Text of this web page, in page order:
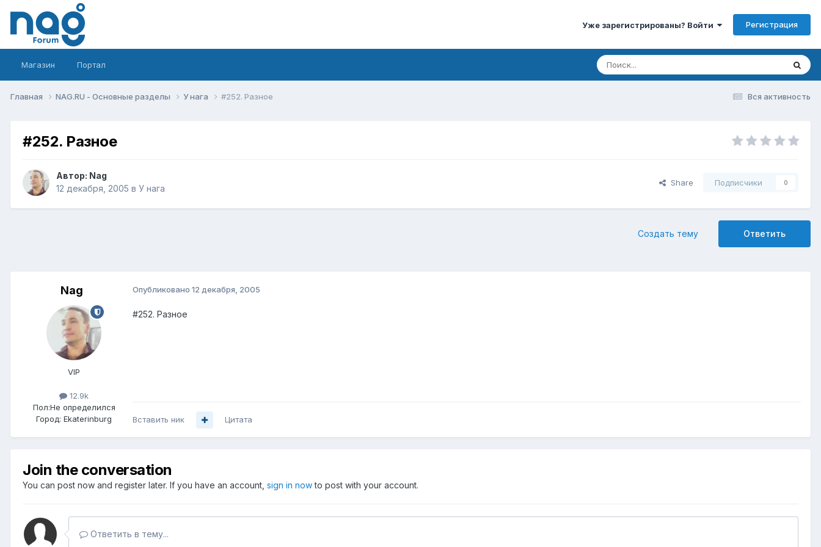
Уже зарегистрированы? Войти Регистрация
Магазин Портал
Вся активность
Главная NAG.RU - Основные разделы У нага #252. Разное
#252. Разное
Автор: Nag
12 декабря, 2005 в У нага
Share Подписчики 0
Ответить
Создать тему
Nag
VIP
12.9k
Пол:Не определился
Город: Ekaterinburg
Опубликовано 12 декабря, 2005
#252. Разное
Вставить ник Цитата
Join the conversation
You can post now and register later. If you have an account, sign in nowto post with your account.
Ответить в тему...